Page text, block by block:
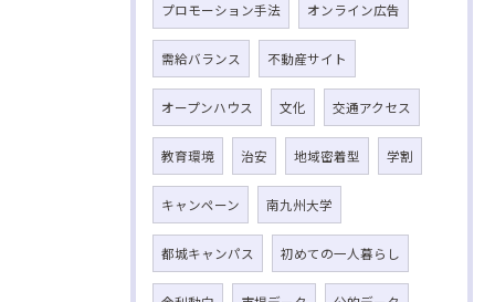
プロモーション手法 オンライン広告
需給バランス 不動産サイト
オープンハウス 文化 交通アクセス
教育環境 治安 地域密着型 学割
キャンペーン 南九州大学
都城キャンパス 初めての一人暮らし